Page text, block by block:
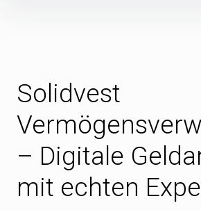
Solidvest
– Digitale
mit echten